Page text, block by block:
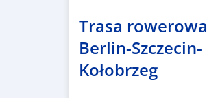
Trasa rowerowa
Berlin-Szczecin-
Kołobrzeg